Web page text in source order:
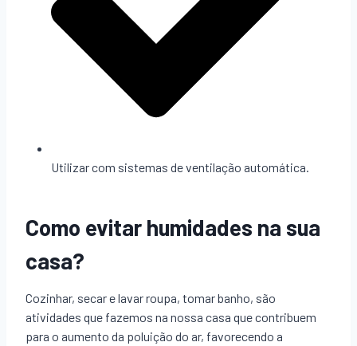
Utilizar com sistemas de ventilação automática.
Como evitar humidades na sua
casa?
Cozinhar, secar e lavar roupa, tomar banho, são
atividades que fazemos na nossa casa que contribuem
para o aumento da poluição do ar, favorecendo a